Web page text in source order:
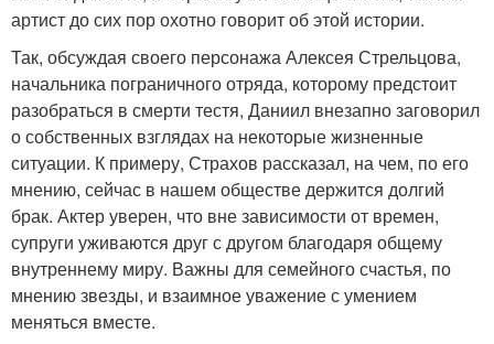
артист до сих пор охотно говорит об этой истории.
Так, обсуждая своего персонажа Алексея Стрельцова,
начальника пограничного отряда, которому предстоит
разобраться в смерти тестя, Даниил внезапно заговорил
о собственных взглядах на некоторые жизненные
ситуации. К примеру, Страхов рассказал, на чем, по его
мнению, сейчас в нашем обществе держится долгий
брак. Актер уверен, что вне зависимости от времен,
супруги уживаются друг с другом благодаря общему
внутреннему миру. Важны для семейного счастья, по
мнению звезды, и взаимное уважение с умением
меняться вместе.